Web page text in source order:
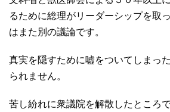
るために総理がリーダーシップを取
はまた別の議論です。
真実を隠すために嘘をついてしまっ
られません。
苦し紛れに衆議院を解散したところ